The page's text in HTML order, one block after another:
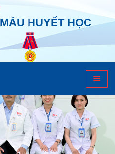
HUYẾT HỌC